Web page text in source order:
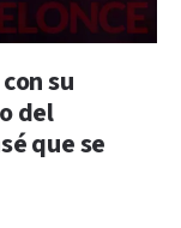
su
del
que se